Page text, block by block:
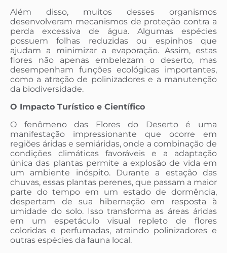
Além disso, muitos desses organismos
desenvolveram mecanismos de proteção contra a
perda excessiva de água. Algumas espécies
possuem folhas reduzidas ou espinhos que
ajudam a minimizar a evaporação. Assim, estas
flores não apenas embelezam o deserto, mas
desempenham funções ecológicas importantes,
como a atração de polinizadores e a manutenção
da biodiversidade.
O Impacto Turístico e Científico
O fenômeno das Flores do Deserto é uma
manifestação impressionante que ocorre em
regiões áridas e semiáridas, onde a combinação de
condições climáticas favoráveis e a adaptação
única das plantas permite a explosão de vida em
um ambiente inóspito. Durante a estação das
chuvas, essas plantas perenes, que passam a maior
parte do tempo em um estado de dormência,
despertam de sua hibernação em resposta à
umidade do solo. Isso transforma as áreas áridas
em um espetáculo visual repleto de flores
coloridas e perfumadas, atraindo polinizadores e
outras espécies da fauna local.